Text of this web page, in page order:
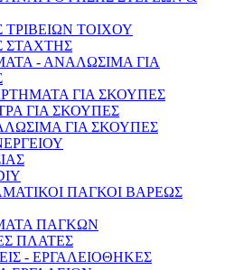
ΤΟΙΧΟΥ
ΣΤΑΧΤΗΣ
- ΑΝΑΛΩΣΙΜΑ ΓΙΑ
ΓΙΑ ΣΚΟΥΠΕΣ
ΓΙΑ ΣΚΟΥΠΕΣ
ΓΙΑ ΣΚΟΥΠΕΣ
ΠΑΓΚΟΙ ΒΑΡΕΩΣ
ΠΑΓΚΩΝ
ΠΛΑΤΕΣ
- ΕΡΓΑΛΕΙΟΘΗΚΕΣ